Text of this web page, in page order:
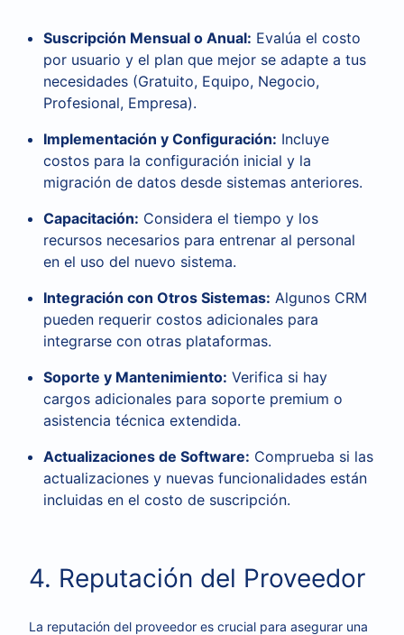
Suscripción Mensual o Anual: Evalúa el costo
por usuario y el plan que mejor se adapte a tus
necesidades (Gratuito, Equipo, Negocio,
Profesional, Empresa).
Implementación y Configuración: Incluye
costos para la configuración inicial y la
migración de datos desde sistemas anteriores.
Capacitación: Considera el tiempo y los
recursos necesarios para entrenar al personal
en el uso del nuevo sistema.
Integración con Otros Sistemas: Algunos CRM
pueden requerir costos adicionales para
integrarse con otras plataformas.
Soporte y Mantenimiento: Verifica si hay
cargos adicionales para soporte premium o
asistencia técnica extendida.
Actualizaciones de Software: Comprueba si las
actualizaciones y nuevas funcionalidades están
incluidas en el costo de suscripción.
4. Reputación del Proveedor
La reputación del proveedor es crucial para asegurar una